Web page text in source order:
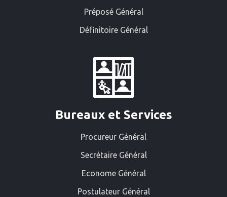
Préposé Général
Définitoire Général
Bureaux et Services
Procureur Général
Secrétaire Général
Econome Général
Postulateur Général